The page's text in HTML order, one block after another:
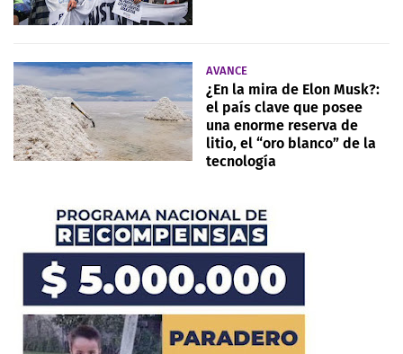
AVANCE
¿En la mira de Elon Musk?:
el país clave que posee
una enorme reserva de
litio, el “oro blanco” de la
tecnología